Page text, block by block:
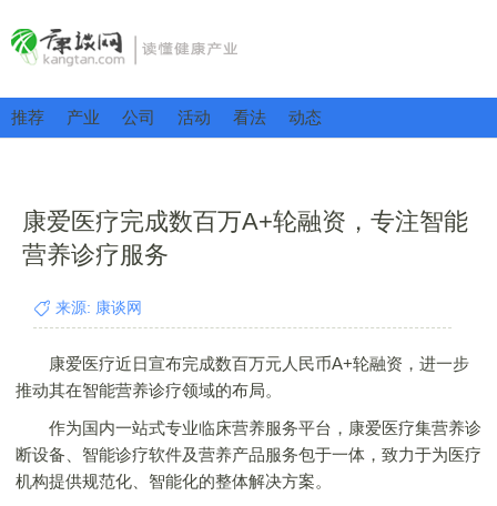
推荐 产业 公司 活动 看法 动态
康爱医疗完成数百万A+轮融资，专注智能
营养诊疗服务
来源: 康谈网
康爱医疗近日宣布完成数百万元人民币A+轮融资，进一步
推动其在智能营养诊疗领域的布局。
作为国内一站式专业临床营养服务平台，康爱医疗集营养诊
断设备、智能诊疗软件及营养产品服务包于一体，致力于为医疗
机构提供规范化、智能化的整体解决方案。